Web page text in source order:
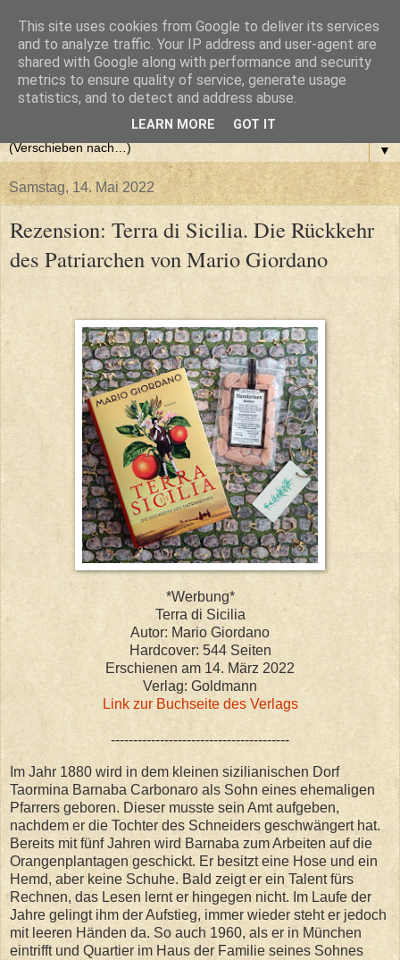
▼
Samstag, 14. Mai 2022
Rezension: Terra di Sicilia. Die Rückkehr
des Patriarchen von Mario Giordano
*Werbung*
Terra di Sicilia
Autor: Mario Giordano
Hardcover: 544 Seiten
Erschienen am 14. März 2022
Verlag: Goldmann
Link zur Buchseite des Verlags
----------------------------------------
Im Jahr 1880 wird in dem kleinen sizilianischen Dorf
Taormina Barnaba Carbonaro als Sohn eines ehemaligen
Pfarrers geboren. Dieser musste sein Amt aufgeben,
nachdem er die Tochter des Schneiders geschwängert hat.
Bereits mit fünf Jahren wird Barnaba zum Arbeiten auf die
Orangenplantagen geschickt. Er besitzt eine Hose und ein
Hemd, aber keine Schuhe. Bald zeigt er ein Talent fürs
Rechnen, das Lesen lernt er hingegen nicht. Im Laufe der
Jahre gelingt ihm der Aufstieg, immer wieder steht er jedoch
mit leeren Händen da. So auch 1960, als er in München
eintrifft und Quartier im Haus der Familie seines Sohnes
This site uses cookies from Google to deliver its services
and to analyze traffic. Your IP address and user-agent are
shared with Google along with performance and security
metrics to ensure quality of service, generate usage
statistics, and to detect and address abuse.
LEARN MORE GOT IT